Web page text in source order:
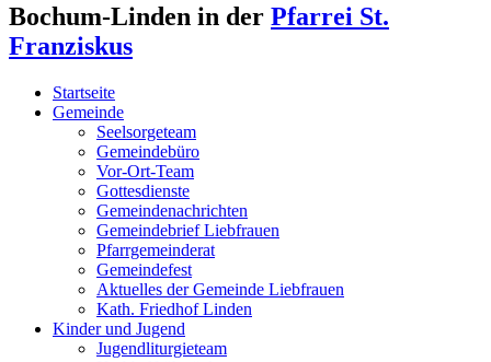
Bochum-Linden in der Pfarrei St.
Franziskus
Startseite
Gemeinde
Seelsorgeteam
Gemeindebüro
Vor-Ort-Team
Gottesdienste
Gemeindenachrichten
Gemeindebrief Liebfrauen
Pfarrgemeinderat
Gemeindefest
Aktuelles der Gemeinde Liebfrauen
Kath. Friedhof Linden
Kinder und Jugend
Jugendliturgieteam